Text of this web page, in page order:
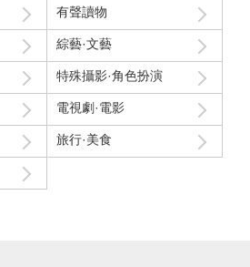
有聲讀物
綜藝·文藝
特殊攝影·角色扮演
電視劇·電影
旅行·美食